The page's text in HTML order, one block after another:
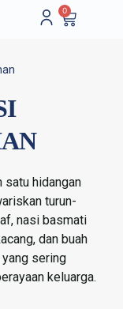
0
satu hidangan
turun-
nasi basmati
dan buah
sering
keluarga.